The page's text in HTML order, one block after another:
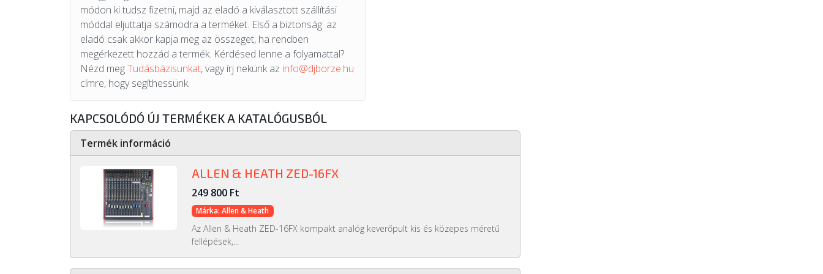
módon ki tudsz fizetni, majd az eladó a kiválasztott szállítási
móddal eljuttatja számodra a terméket. Első a biztonság: az
eladó csak akkor kapja meg az összeget, ha rendben
megérkezett hozzád a termék. Kérdésed lenne a folyamattal?
Nézd megTudásbázisunkat, vagy írj nekünk az info@djborze.hu
címre, hogy segíthessünk.
KAPCSOLÓDÓ ÚJ TERMÉKEK A KATALÓGUSBÓL
Termék információ
ALLEN & HEATH ZED-16FX
249 800 Ft
Márka: Allen & Heath
Az Allen & Heath ZED-16FX kompakt analóg keverőpult kis és közepes méretű
fellépések,...